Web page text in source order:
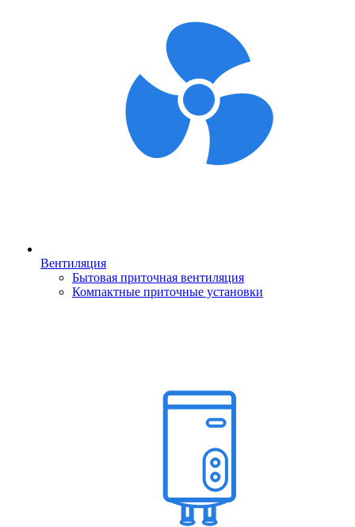
Вентиляция
Бытовая приточная вентиляция
Компактные приточные установки